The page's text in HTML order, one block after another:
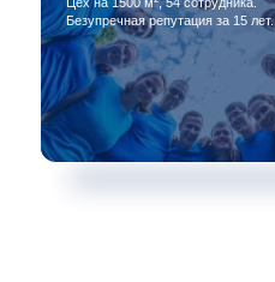
Безупречная репутация за 15 лет.